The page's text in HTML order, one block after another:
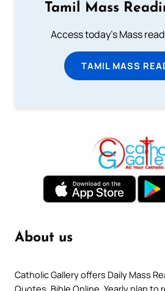
Tamil Mass
Access today's Mass
TAMIL MASS
About us
Catholic Gallery offers Daily Mass
Quotes, Bible Online, Yearly plan to